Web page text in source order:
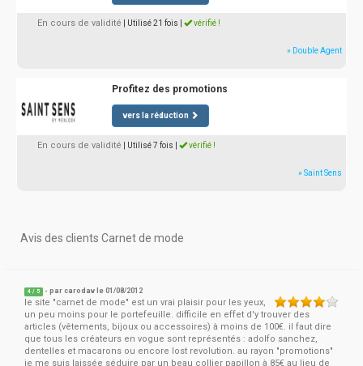
En cours de validité | Utilisé 21 fois vérifié !
» Double Agent
Profitez des promotions
vers la réduction
En cours de validité | Utilisé 7 fois vérifié !
» Saint Sens
Avis des clients Carnet de mode
4 / 5 - parcarodav le 01/08/2012
le site "carnet de mode" est un vrai plaisir pour les yeux,
un peu moins pour le portefeuille. difficile en effet d'y trouver des
articles (vêtements, bijoux ou accessoires) à moins de 100€. il faut dire
que tous les créateurs en vogue sont représentés : adolfo sanchez,
dentelles et macarons ou encore lost revolution. au rayon "promotions"
je me suis laissée séduire par un beau collier papillon à 85€ au lieu de